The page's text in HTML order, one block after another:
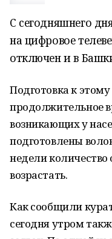
С сегодняшнего
на цифровое
отключен и в
Подготовка к
продолжительное
возникающих у
подготовлены
недели
возрастать.
Как сообщили
сегодня утром